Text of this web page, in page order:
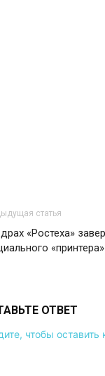
статья
«Ростеха»
ОТВЕТ
чтобы